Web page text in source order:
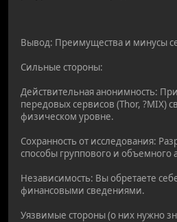
Вывод: Преимущества и минусы
Сильные стороны:
Действительная анонимность:
передовых сервисов (Thor, ?MIX)
физическом уровне.
Сохранность от исследования:
способы группового и объемного
Независимость: Вы обретаете
финансовыми сведениями.
Уязвимые стороны (о них нужно